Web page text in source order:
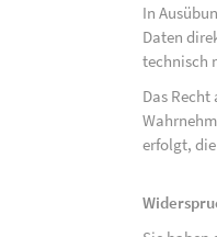
In
Daten
technisch
Das
erfolgt,